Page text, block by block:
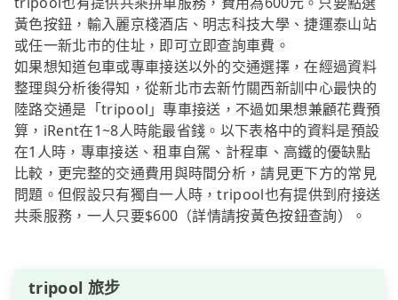
黃色按鈕，輸入麗京棧酒店、明志科技大學、捷運泰山站
或任一新北市的住址，即可立即查詢車費。
如果想知道包車或專車接送以外的交通選擇，在經過資料
整理與分析後得知，從新北市去新竹關西新訓中心最快的
陸路交通是「tripool」專車接送，不過如果想兼顧花費預
算，iRent在1~8人時能最省錢。以下表格中的資料是預設
在1人時，專車接送、租車自駕、計程車、高鐵的優缺點
比較，更完整的交通費用與時間分析，請見更下方的常見
問題。但假設只有獨自一人時，tripool也有提供到府接送
共乘服務，一人只要$600（詳情請按黃色按鈕查詢）。
tripool 旅步